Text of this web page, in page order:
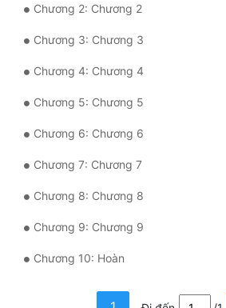
Mạt Thế
Mỹ Thực
Ngôn Tình
Ngược
Nữ Cường
Nữ Phụ
Phong Thủy - Tâm Linh
Chương 2: Chương 2
Chương 3: Chương 3
Chương 4: Chương 4
Chương 5: Chương 5
Chương 6: Chương 6
Chương 7: Chương 7
Chương 8: Chương 8
Chương 9: Chương 9
Chương 10: Hoàn